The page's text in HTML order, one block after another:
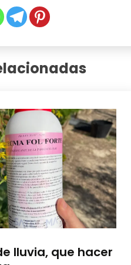
lluvia, que hacer